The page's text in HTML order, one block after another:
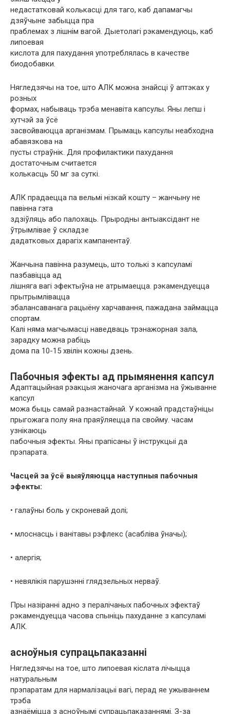
недастатковай колькасці для таго, каб дапамагчы
дзяўчыне забыцца пра
праблемах з лішнім вагой. Дыетолагі рэкамендуюць, каб
липоевая
кислота для пахудання употреблялась в качестве
биодобавки.
Нягледзячы на ​​тое, што АЛК можна знайсці ў аптэках у
розных
формах, набываць трэба менавіта капсулы. Яны лепш і
хутчэй за ўсё
засвойваюцца арганізмам. Прымаць капсулы неабходна
абавязкова на
пусты страўнік. Для профилактики пахудання
достаточным считается
колькасць 50 мг за суткі.
АЛК прадаецца па вельмі нізкай кошту – жанчыну не
павінна гэта
здзіўляць або палохаць. Прыродны антыаксідант не
ўтрымлівае ў складзе
дадатковых дарагіх кампанентаў.
Жанчына павінна разумець, што толькі з капсуламі
пазбавіцца ад
лішняга вагі эфектыўна не атрымаецца. рэкамендуецца
прытрымлівацца
збалансаванага рацыёну харчавання, пажадана займацца
спортам.
Калі няма магчымасці наведваць трэнажорная зала,
зарадку можна рабіць
дома па 10-15 хвілін кожны дзень.
Пабочныя эфекты ад прымянення капсул
Адаптацыйная рэакцыя жаночага арганізма на ўжыванне
капсул
можа быць самай разнастайнай. У кожнай прадстаўніцы
прыгожага полу яна праяўляецца па свойму. часам
узнікаюць
пабочныя эфекты. Яны прапісаны ў інструкцыі да
прэпарата.
Часцей за ўсё выяўляюцца наступныя пабочныя
эфекты:
• галаўны боль у скроневай долі;
• млоснасць і ванітавы рэфлекс (асабліва ўначы);
• алергія;
• невялікія парушэнні глядзельных нерваў.
Пры назіранні адно з пералічаных пабочных эфектаў
рэкамендуецца часова спыніць пахуданне з капсуламі
АЛК.
асноўныя супрацьпаказанні
Нягледзячы на ​​тое, што липоевая кіслата лічыцца
натуральным
прэпаратам для нармалізацыі вагі, перад яе ужываннем
трэба
азнаёміцца ​​з асноўнымі супрацьпаказаннямі. З-за